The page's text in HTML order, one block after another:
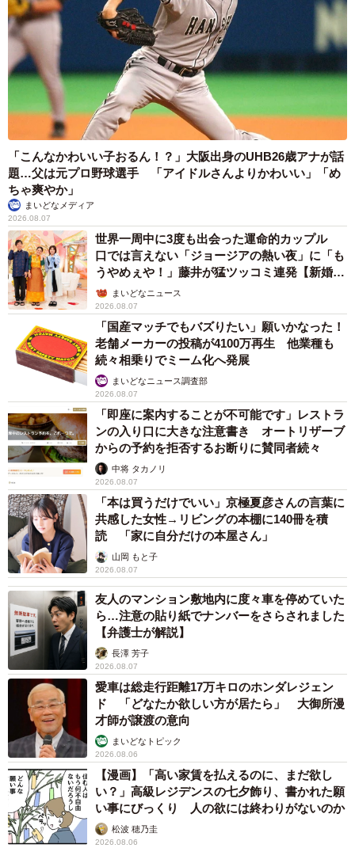
「こんなかわいい子おるん！？」大阪出身のUHB26歳アナが話
題…父は元プロ野球選手 「アイドルさんよりかわいい」「め
ちゃ爽やか」
まいどなメディア
2026.08.07
世界一周中に3度も出会った運命的カップル
口では言えない「ジョージアの熱い夜」に「も
うやめぇや！」藤井が猛ツッコミ連発【新婚さ
ん】まいどなニュース
2026.08.07
「国産マッチでもバズりたい」願いかなった！
老舗メーカーの投稿が4100万再生 他業種も
続々相乗りでミーム化へ発展
まいどなニュース調査部
2026.08.07
「即座に案内することが不可能です」レストラ
ンの入り口に大きな注意書き オートリザーブ
からの予約を拒否するお断りに賛同者続々
中将 タカノリ
2026.08.07
「本は買うだけでいい」京極夏彦さんの言葉に
共感した女性→リビングの本棚に140冊を積
読 「家に自分だけの本屋さん」
山岡 もと子
2026.08.07
友人のマンション敷地内に度々車を停めていた
ら…注意の貼り紙でナンバーをさらされました
【弁護士が解説】
長澤 芳子
2026.08.07
愛車は総走行距離17万キロのホンダレジェン
ド 「どなたか欲しい方が居たら」 大御所漫
才師が譲渡の意向
まいどなトピック
2026.08.06
【漫画】「高い家賃を払えるのに、まだ欲し
い？」高級レジデンスの七夕飾り、書かれた願
い事にびっくり 人の欲には終わりがないのか
松波 穂乃圭
2026.08.06